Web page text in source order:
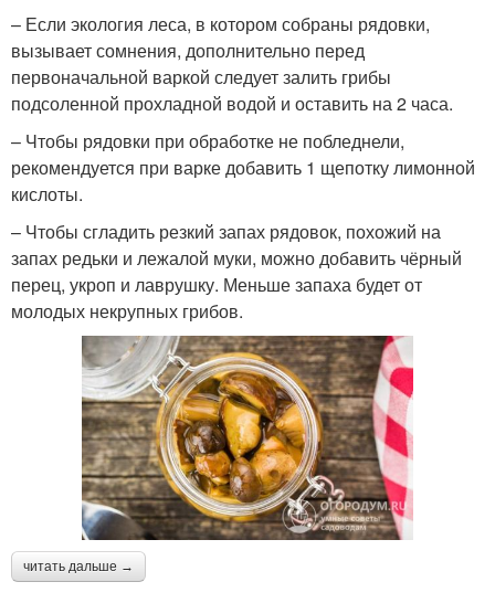
– Если экология леса, в котором собраны рядовки,
вызывает сомнения, дополнительно перед
первоначальной варкой следует залить грибы
подсоленной прохладной водой и оставить на 2 часа.
– Чтобы рядовки при обработке не побледнели,
рекомендуется при варке добавить 1 щепотку лимонной
кислоты.
– Чтобы сгладить резкий запах рядовок, похожий на
запах редьки и лежалой муки, можно добавить чёрный
перец, укроп и лаврушку. Меньше запаха будет от
молодых некрупных грибов.
читать дальше →